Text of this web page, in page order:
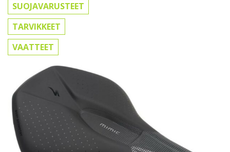
SUOJAVARUSTEET
TARVIKKEET
VAATTEET